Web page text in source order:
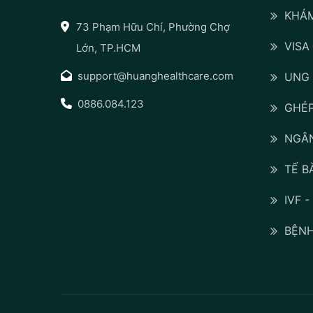
73 Phạm Hữu Chí, Phường Chợ
Lớn, TP.HCM
support@huanghealthcare.com
0886.084.123
TẾ
IVF -